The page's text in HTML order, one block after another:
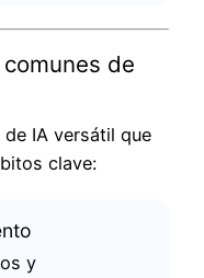
de
de IA versátil que
clave:
y